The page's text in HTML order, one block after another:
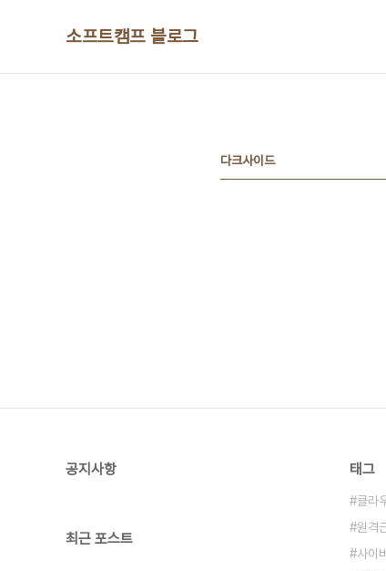
소프트캠프 블로그
다크사이드
공지사항
최근 포스트
태그
클라
원격
사이